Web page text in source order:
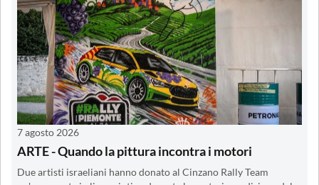
7 agosto 2026
ARTE - Quando la pittura incontra i motori
Due artisti israeliani hanno donato al Cinzano Rally Team